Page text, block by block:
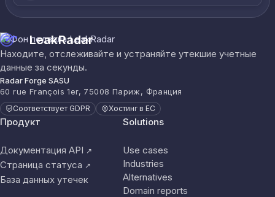
LeakRadar
Находите, отслеживайте и устраняйте утекшие учетные
данные за секунды.
Radar Forge SASU
60 rue François 1er, 75008 Париж, Франция
Соответствует GDPR Хостинг в ЕС
Продукт
Документация API ↗
Страница статуса ↗
База данных утечек
Solutions
Use cases
Industries
Alternatives
Domain reports